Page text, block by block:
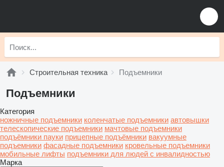
Строительная техника Подъемники
Подъемники
Категория
ножничные подъемники коленчатые подъемники автовышки
телескопические подъемники мачтовые подъемники
подъёмники пауки прицепные подъёмники вакуумные
подъемники фасадные подъемники кровельные подъемники
мобильные лифты подъемники для людей с инвалидностью
Марка